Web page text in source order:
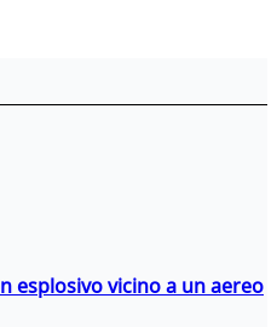
esplosivo vicino a un aereo